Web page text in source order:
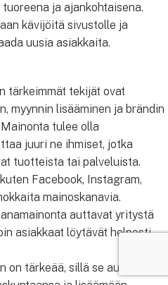
ja ajankohtaisena.
kävijöitä sivustolle ja
uusia asiakkaita.
tärkeimmät tekijät ovat
myynnin lisääminen ja brändin
tulee olla
juuri ne ihmiset, jotka
tuotteista tai palveluista.
Facebook, Instagram,
mainoskanavia.
auttavat yritystä
asiakkaat löytävät helposti
on tärkeää, sillä se auttaa